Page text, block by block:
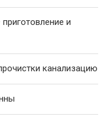
и
канализацию